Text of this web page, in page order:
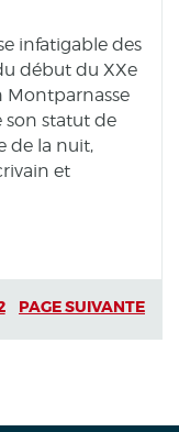
infatigable des
début du XXe
Montparnasse
son statut de
de la nuit,
et
PAGE SUIVANTE